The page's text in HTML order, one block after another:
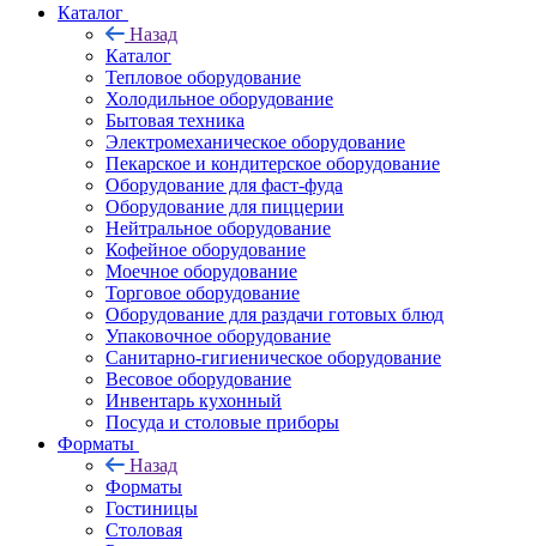
Каталог
Назад
Каталог
Тепловое оборудование
Холодильное оборудование
Бытовая техника
Электромеханическое оборудование
Пекарское и кондитерское оборудование
Оборудование для фаст-фуда
Оборудование для пиццерии
Нейтральное оборудование
Кофейное оборудование
Моечное оборудование
Торговое оборудование
Оборудование для раздачи готовых блюд
Упаковочное оборудование
Санитарно-гигиеническое оборудование
Весовое оборудование
Инвентарь кухонный
Посуда и столовые приборы
Форматы
Назад
Форматы
Гостиницы
Столовая